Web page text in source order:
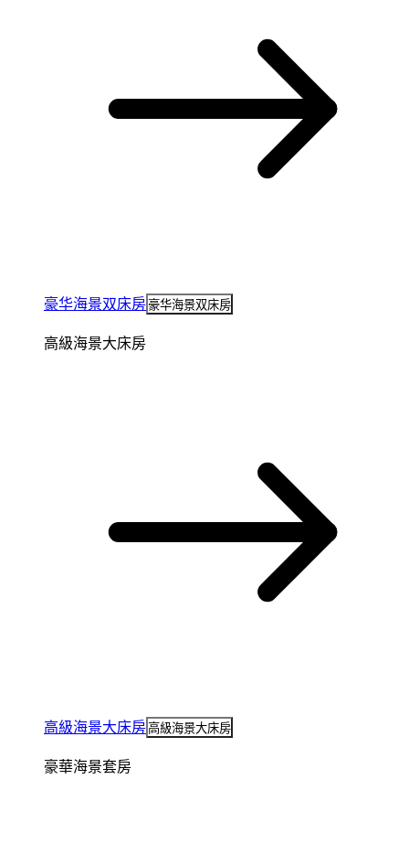
豪华海景双床房豪华海景双床房
高級海景大床房
高級海景大床房高級海景大床房
豪華海景套房